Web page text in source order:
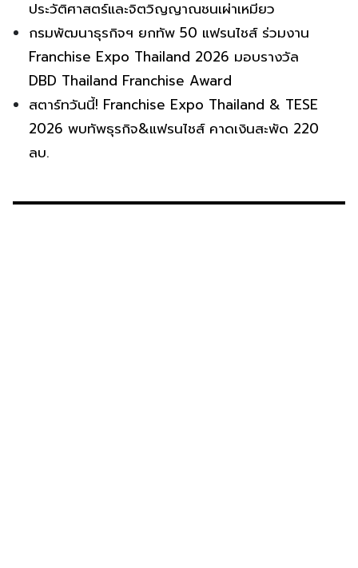
ประวัติศาสตร์และจิตวิญญาณชนเผ่าเหมียว
กรมพัฒนาธุรกิจฯ ยกทัพ 50 แฟรนไชส์ ร่วมงาน
Franchise Expo Thailand 2026 มอบรางวัล
DBD Thailand Franchise Award
สตาร์ทวันนี้! Franchise Expo Thailand & TESE
2026 พบทัพธุรกิจ&แฟรนไชส์ คาดเงินสะพัด 220
ลบ.